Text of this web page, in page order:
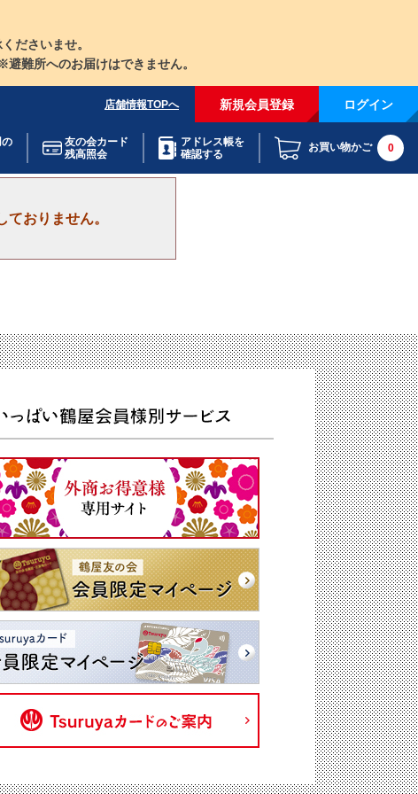
ださいませ。
難所へのお届けはできません。
店舗情報TOPへ 新規会員登録 ログイン
友の会カード
残高照会
アドレス帳を
確認する
お買い物かご 0
おりません。